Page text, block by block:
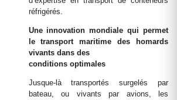
réfrigérés.
Une innovation mondiale qui permet
le transport maritime des homards
vivants dans des
conditions optimales
Jusque-là transportés surgelés par
bateau, ou vivants par avions, les